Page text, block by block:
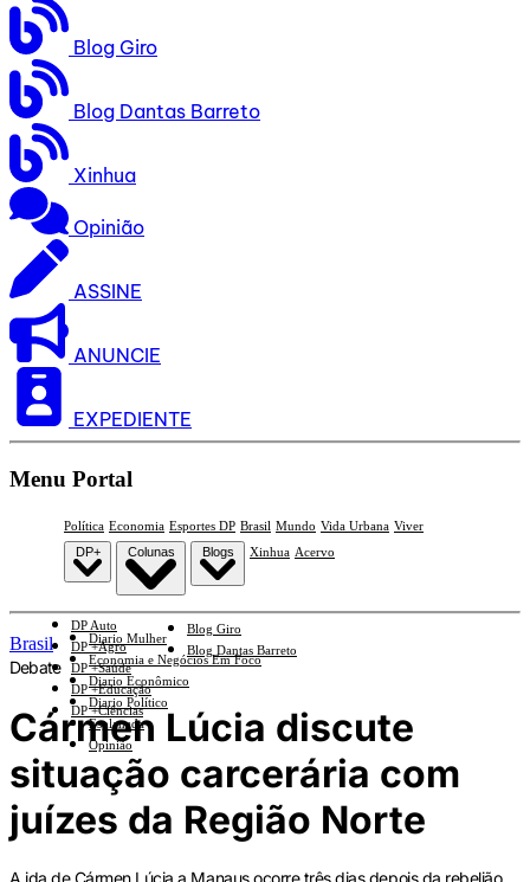
Blog Giro
Blog Dantas Barreto
Xinhua
Opinião
ASSINE
ANUNCIE
EXPEDIENTE
Menu Portal
Política Economia Esportes DP Brasil Mundo Vida Urbana Viver
DP+
DP Auto
DP +Agro
DP +Saúde
DP +Educação
DP +Ciências
Colunas
Diario Mulher
Economia e Negócios Em Foco
Diario Econômico
Diario Político
Esplanada
Opinião
Blogs
Blog Giro
Blog Dantas Barreto
Xinhua Acervo
Brasil
Debate
Cármen Lúcia discute
situação carcerária com
juízes da Região Norte
A ida de Cármen Lúcia a Manaus ocorre três dias depois da rebelião